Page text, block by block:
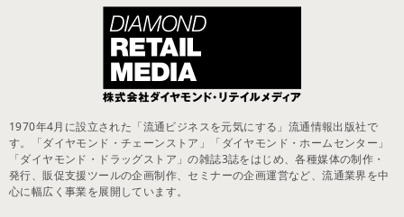
1970年4月に設立された「流通ビジネスを元気にする」流通情報出版社で
す。「ダイヤモンド・チェーンストア」「ダイヤモンド・ホームセンター」
「ダイヤモンド・ドラッグストア」の雑誌3誌をはじめ、各種媒体の制作・
発行、販促支援ツールの企画制作、セミナーの企画運営など、流通業界を中
心に幅広く事業を展開しています。